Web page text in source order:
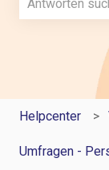
Es gibt keine
Helpcenter
Umfragen -